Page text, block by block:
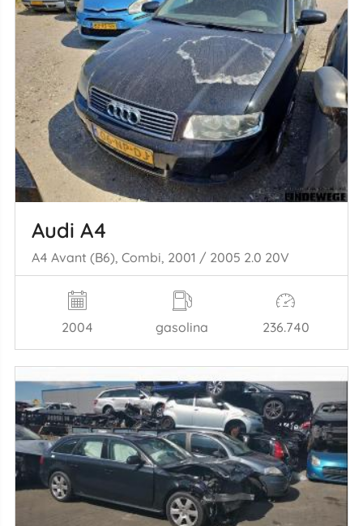
Audi A4
A4 Avant (B6), Combi, 2001 / 2005 2.0 20V
2004 gasolina 236.740